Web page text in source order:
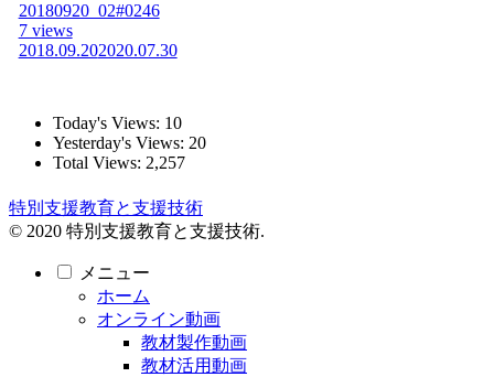
20180920_02#0246
7 views
2018.09.202020.07.30
Today's Views: 10
Yesterday's Views: 20
Total Views: 2,257
特別支援教育と支援技術
© 2020 特別支援教育と支援技術.
メニュー
ホーム
オンライン動画
教材製作動画
教材活用動画